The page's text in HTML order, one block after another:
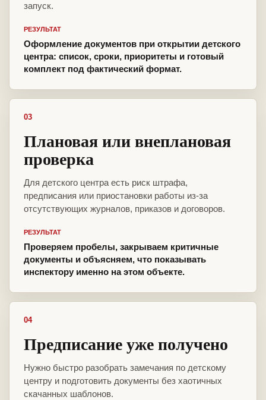
запуск.
РЕЗУЛЬТАТ
Оформление документов при открытии детского
центра: список, сроки, приоритеты и готовый
комплект под фактический формат.
03
Плановая или внеплановая
проверка
Для детского центра есть риск штрафа,
предписания или приостановки работы из-за
отсутствующих журналов, приказов и договоров.
РЕЗУЛЬТАТ
Проверяем пробелы, закрываем критичные
документы и объясняем, что показывать
инспектору именно на этом объекте.
04
Предписание уже получено
Нужно быстро разобрать замечания по детскому
центру и подготовить документы без хаотичных
скачанных шаблонов.